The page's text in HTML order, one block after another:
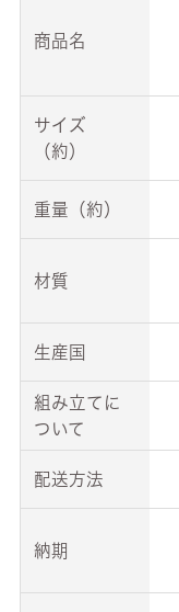
商品名
サイズ
（約）
重量（約）
材質
生産国
組み立てに
ついて
配送方法
納期